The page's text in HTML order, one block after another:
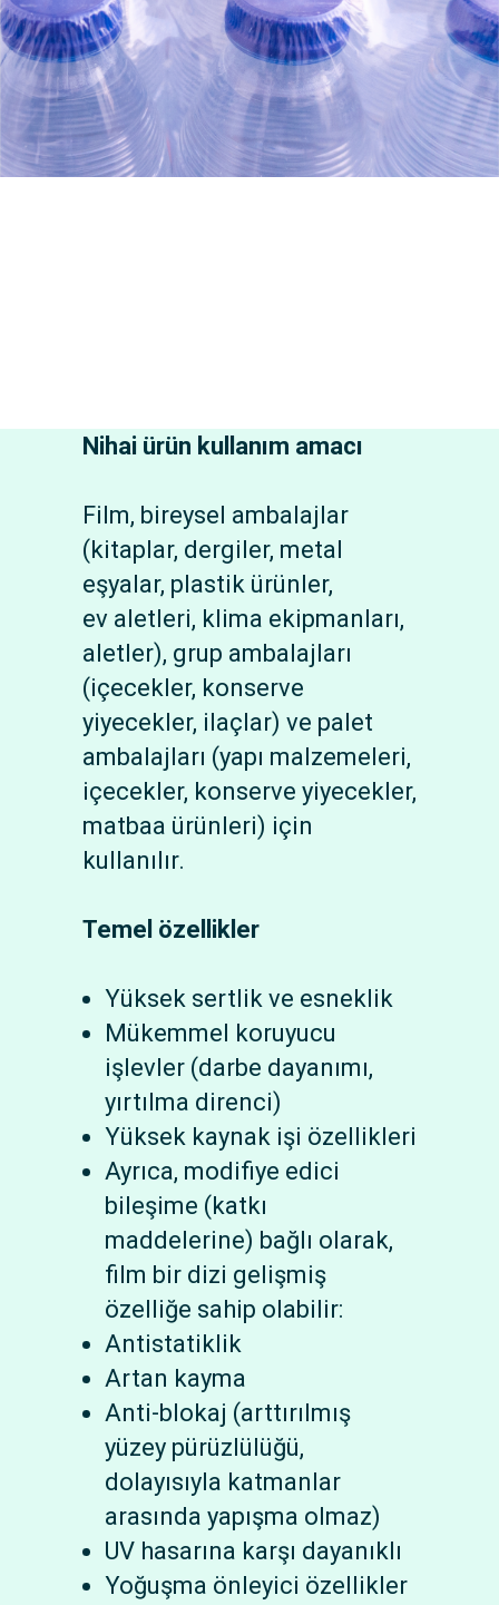
Nihai ürün kullanım amacı
Film, bireysel ambalajlar
(kitaplar, dergiler, metal
eşyalar, plastik ürünler,
ev aletleri, klima ekipmanları,
aletler), grup ambalajları
(içecekler, konserve
yiyecekler, ilaçlar) ve palet
ambalajları (yapı malzemeleri,
içecekler, konserve yiyecekler,
matbaa ürünleri) için
kullanılır.
Temel özellikler
Yüksek sertlik ve esneklik
Mükemmel koruyucu
işlevler (darbe dayanımı,
yırtılma direnci)
Yüksek kaynak işi özellikleri
Ayrıca, modifiye edici
bileşime (katkı
maddelerine) bağlı olarak,
film bir dizi gelişmiş
özelliğe sahip olabilir:
Antistatiklik
Artan kayma
Anti-blokaj (arttırılmış
yüzey pürüzlülüğü,
dolayısıyla katmanlar
arasında yapışma olmaz)
UV hasarına karşı dayanıklı
Yoğuşma önleyici özellikler